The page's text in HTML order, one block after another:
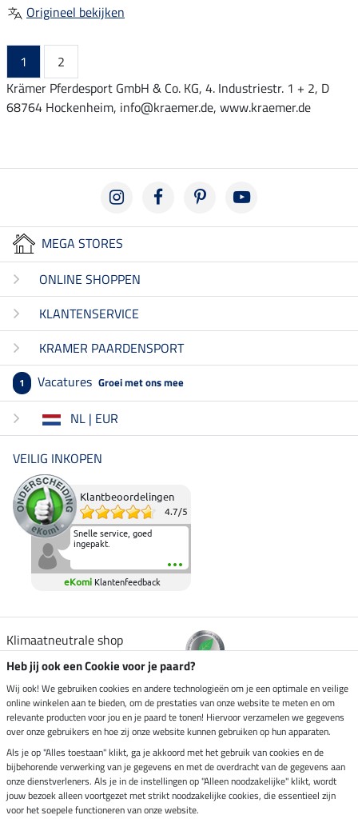
Origineel bekijken
1
2
Krämer Pferdesport GmbH & Co. KG, 4. Industriestr. 1 + 2, D
68764 Hockenheim, info@kraemer.de, www.kraemer.de
MEGA STORES
ONLINE SHOPPEN
KLANTENSERVICE
KRAMER PAARDENSPORT
1 Vacatures Groei met ons mee
NL | EUR
VEILIG INKOPEN
Klantbeoordelingen
4.7/5
Snelle service, goed
ingepakt.
eKomi Klantenfeedback
Klimaatneutrale shop
Verzending per
Veilig betalen met
Impressum
Heb jij ook een Cookie voor je paard?
Wij ook! We gebruiken cookies en andere technologieën om je een optimale en veilige
online winkelen aan te bieden, om de prestaties van onze website te meten en om
relevante producten voor jou en je paard te tonen! Hiervoor verzamelen we gegevens
over onze gebruikers en hoe zij onze website kunnen gebruiken op hun apparaten.
Als je op "Alles toestaan" klikt, ga je akkoord met het gebruik van cookies en de
bijbehorende verwerking van je gegevens en met de overdracht van de gegevens aan
onze dienstverleners. Als je in de instellingen op "Alleen noodzakelijke" klikt, wordt
jouw bezoek alleen voortgezet met strikt noodzakelijke cookies, die essentieel zijn
voor het soepele functioneren van onze website.